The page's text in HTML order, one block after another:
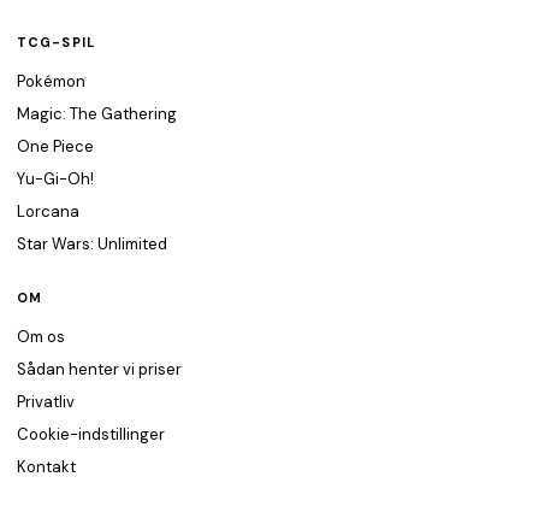
TCG-SPIL
Pokémon
Magic: The Gathering
One Piece
Yu-Gi-Oh!
Lorcana
Star Wars: Unlimited
OM
Om os
Sådan henter vi priser
Privatliv
Cookie-indstillinger
Kontakt